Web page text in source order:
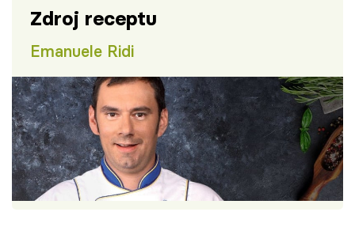
Zdroj receptu
Emanuele Ridi